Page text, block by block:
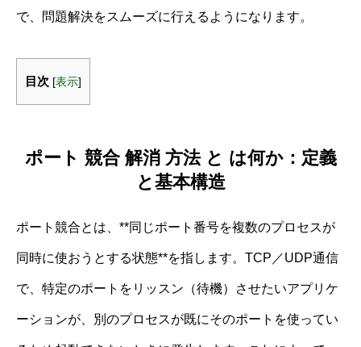
で、問題解決をスムーズに行えるようになります。
目次 [表示]
ポート 競合 解消 方法 と は何か：定義
と基本構造
ポート競合とは、**同じポート番号を複数のプロセスが
同時に使おうとする状態**を指します。TCP／UDP通信
で、特定のポートをリッスン（待機）させたいアプリケ
ーションが、別のプロセスが既にそのポートを使ってい